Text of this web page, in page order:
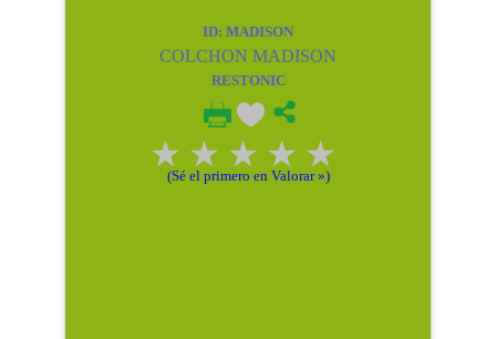
ID: MADISON
COLCHON MADISON
RESTONIC
(Sé el primero en Valorar »)